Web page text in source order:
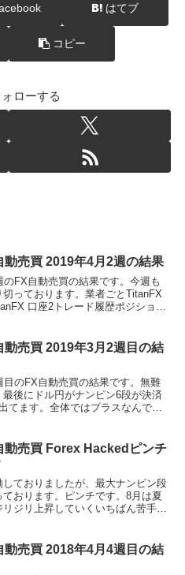
はてブ
コピー
ローする
動売買 2019年4月2週の結果
FX自動売買の結果です。今週も
っております。業者ごとTitanFX
口座2トレード履歴ポジション
動売買 2019年3月2週目の結
目のFX自動売買の結果です。無難
後にドル円がナンピン6段が決済
てます。全体ではプラスなんです
動売買 Forex Hackedピンチ
ておりましたが、最大ナンピン段
おります。ピンチです。8月は夏
ジリ上昇していくいちばん苦手な
動売買 2018年4月4週目の結